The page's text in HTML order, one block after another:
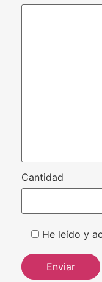
Cantidad
He leído y